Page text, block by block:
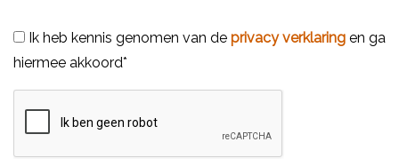
Ik heb kennis genomen van de privacy verklaring en ga
hiermee akkoord*